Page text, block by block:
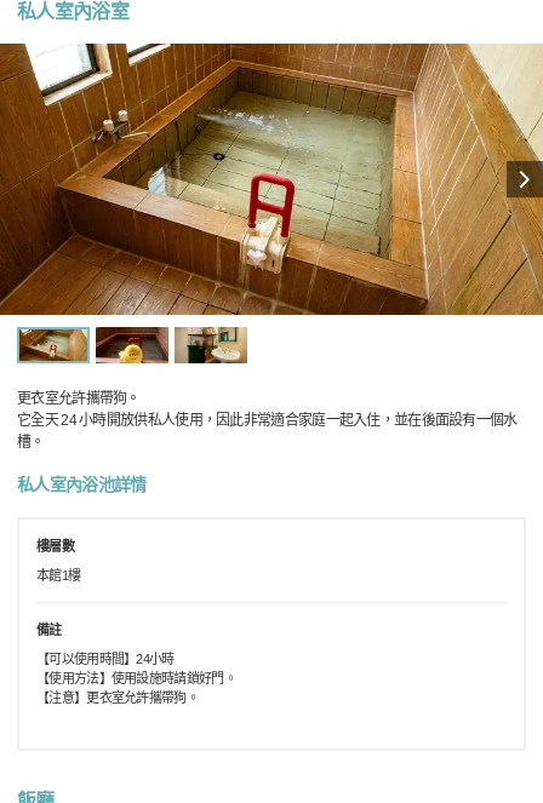
私人室內浴室
更衣室允許攜帶狗。
它全天 24 小時開放供私人使用，因此非常適合家庭一起入住，並在後面設有一個水
槽。
私人室內浴池詳情
樓層數
本館1樓
備註
【可以使用時間】24小時
【使用方法】使用設施時請鎖好門。
【注意】更衣室允許攜帶狗。